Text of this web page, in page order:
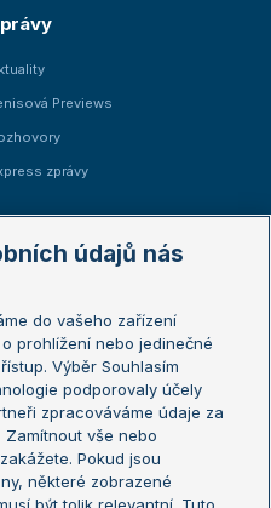
Previews
zprávy
Open
Open
Open
mistrů
mistryň
údajů nás
do vašeho zařízení
prohlížení nebo jedinečné
Výběr Souhlasím
podporovaly účely
zpracováváme údaje za
Zamítnout vše nebo
Pokud jsou
některé zobrazené